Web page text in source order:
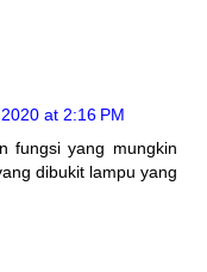
at 2:16 PM
fungsi yang mungkin
dibukit lampu yang